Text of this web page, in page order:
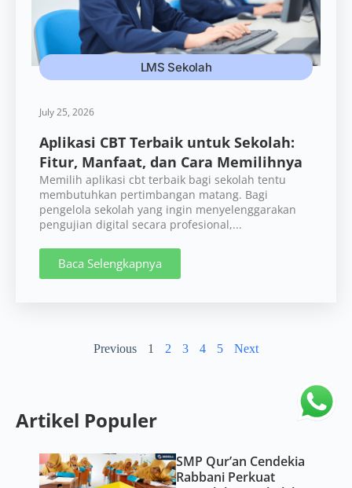
LMS Sekolah
July 25, 2026
Aplikasi CBT Terbaik untuk Sekolah:
Fitur, Manfaat, dan Cara Memilihnya
Memilih aplikasi cbt terbaik bagi sekolah tentu
membutuhkan pertimbangan matang. Bagi
pengelola sekolah yang ingin menyelenggarakan
pengujian digital secara profesional,...
Baca Selengkapnya
Previous 1 2 3 4 5 Next
Artikel Populer
SMP Qur’an Cendekia
Rabbani Perkuat